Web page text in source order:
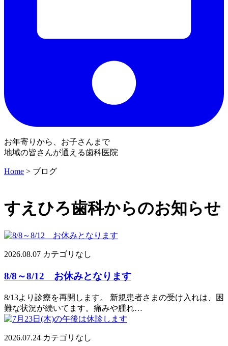
お年寄りから、お子さんまで
地域の皆さんが通える歯科医院
Home > ブログ
すえひろ歯科からのお知らせ
2026.08.07 カテゴリなし
8/8～8/12 お休みとなります
8/13より診療を再開します。 新規患者さまの受け入れは、困
難な状況が続いてます。痛みや腫れ…
2026.07.24 カテゴリなし